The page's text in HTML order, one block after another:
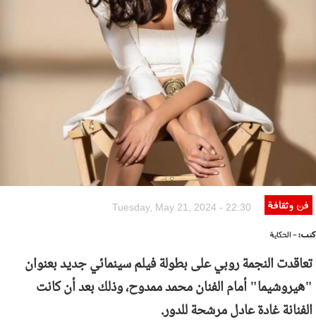
فن وثقافة Tuesday, May 21, 2024 - 22:30
كتب:- الحكاية
تعاقدت النجمة روبي على بطولة فيلم سينمائي جديد بعنوان
"هيروشيما" أمام الفنان محمد ممدوح، وذلك بعد أن كانت
الفنانة غادة عادل مرشحة للدور.